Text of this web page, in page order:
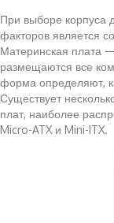
При выборе корпуса
факторов является
Материнская плата
размещаются все
форма определяют,
Существует
плат, наиболее
Micro-ATX и Mini-ITX.